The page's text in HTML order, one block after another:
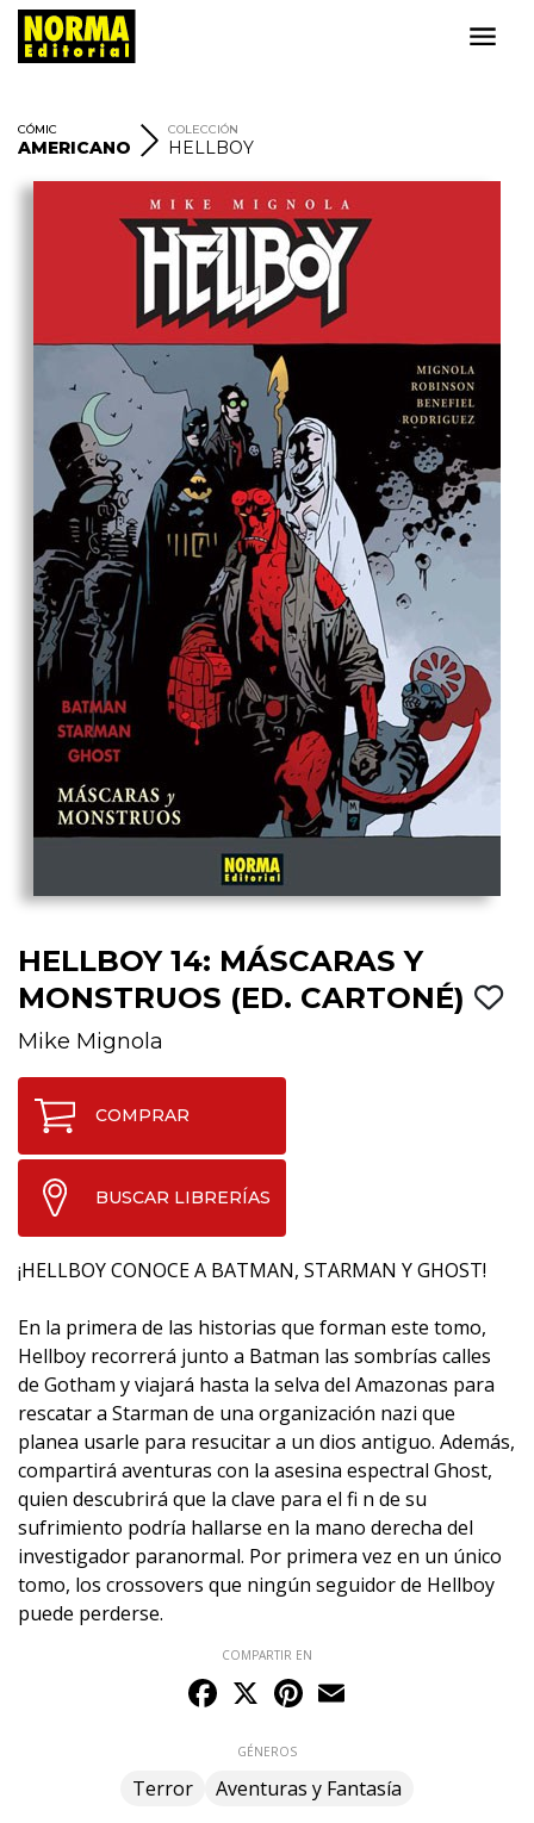
CÓMIC
AMERICANO
COLECCIÓN
HELLBOY
HELLBOY 14: MÁSCARAS Y
MONSTRUOS (ED. CARTONÉ)
Mike Mignola
COMPRAR
BUSCAR LIBRERÍAS
¡HELLBOY CONOCE A BATMAN, STARMAN Y GHOST!
En la primera de las historias que forman este tomo,
Hellboy recorrerá junto a Batman las sombrías calles
de Gotham y viajará hasta la selva del Amazonas para
rescatar a Starman de una organización nazi que
planea usarle para resucitar a un dios antiguo. Además,
compartirá aventuras con la asesina espectral Ghost,
quien descubrirá que la clave para el fi n de su
sufrimiento podría hallarse en la mano derecha del
investigador paranormal. Por primera vez en un único
tomo, los crossovers que ningún seguidor de Hellboy
puede perderse.
COMPARTIR EN
Facebook
X Pinterest
GÉNEROS
Terror Aventuras y Fantasía